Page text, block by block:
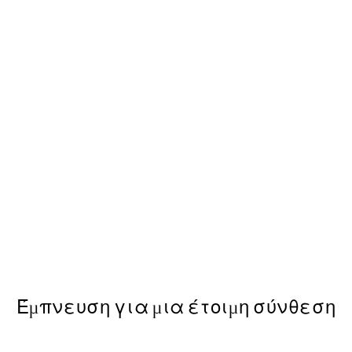
Έμπνευση για μια έτοιμη σύνθεση